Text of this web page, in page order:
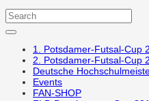
1. Potsdamer-Futsal-Cup
2. Potsdamer-Futsal-Cup
Deutsche
Events
FAN-SHOP